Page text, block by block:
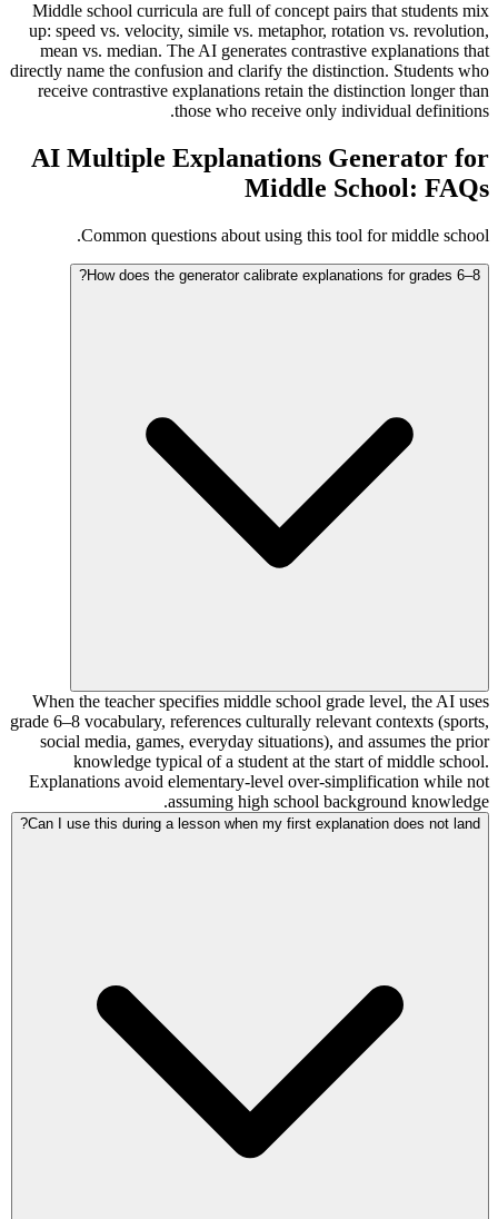
Middle school curricula are full of concept pairs that students mix
up: speed vs. velocity, simile vs. metaphor, rotation vs. revolution,
mean vs. median. The AI generates contrastive explanations that
directly name the confusion and clarify the distinction. Students who
receive contrastive explanations retain the distinction longer than
those who receive only individual definitions.
AI Multiple Explanations Generator for
Middle School: FAQs
Common questions about using this tool for middle school.
How does the generator calibrate explanations for grades 6–8?
When the teacher specifies middle school grade level, the AI uses
grade 6–8 vocabulary, references culturally relevant contexts (sports,
social media, games, everyday situations), and assumes the prior
knowledge typical of a student at the start of middle school.
Explanations avoid elementary-level over-simplification while not
assuming high school background knowledge.
Can I use this during a lesson when my first explanation does not land?